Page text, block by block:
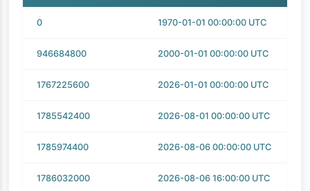
0 1970-01-01 00:00:00 UTC
946684800 2000-01-01 00:00:00 UTC
1767225600 2026-01-01 00:00:00 UTC
1785542400 2026-08-01 00:00:00 UTC
1785974400 2026-08-06 00:00:00 UTC
1786032000 2026-08-06 16:00:00 UTC